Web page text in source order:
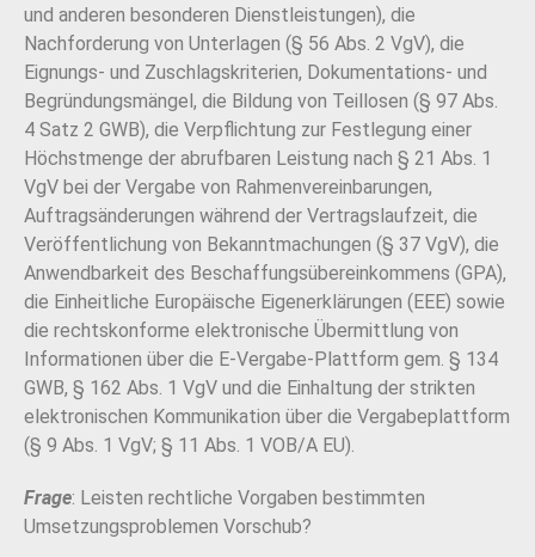
und anderen besonderen Dienstleistungen), die
Nachforderung von Unterlagen (§ 56 Abs. 2 VgV), die
Eignungs- und Zuschlagskriterien, Dokumentations- und
Begründungsmängel, die Bildung von Teillosen (§ 97 Abs.
4 Satz 2 GWB), die Verpflichtung zur Festlegung einer
Höchstmenge der abrufbaren Leistung nach § 21 Abs. 1
VgV bei der Vergabe von Rahmenvereinbarungen,
Auftragsänderungen während der Vertragslaufzeit, die
Veröffentlichung von Bekanntmachungen (§ 37 VgV), die
Anwendbarkeit des Beschaffungsübereinkommens (GPA),
die Einheitliche Europäische Eigenerklärungen (EEE) sowie
die rechtskonforme elektronische Übermittlung von
Informationen über die E-Vergabe-Plattform gem. § 134
GWB, § 162 Abs. 1 VgV und die Einhaltung der strikten
elektronischen Kommunikation über die Vergabeplattform
(§ 9 Abs. 1 VgV; § 11 Abs. 1 VOB/A EU).
Frage: Leisten rechtliche Vorgaben bestimmten
Umsetzungsproblemen Vorschub?